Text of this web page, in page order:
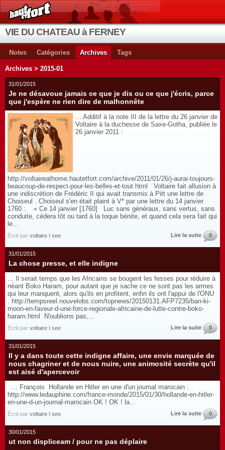
VIE DU CHATEAU à FERNEY
Notes Catégories Archives Tags
Archives > 2015-01
31/01/2015
Je ne désavoue jamais ce que je dis ou ce que j'écris, parce
que j'espère ne rien dire de malhonnête
... Additif à la note III de la lettre du 26 janvier de
Voltaire à la duchesse de Saxe-Gotha, publiée le
26 janvier 2011 :
http://voltaireathome.hautetfort.com/archive/2011/01/26/j-aurai-toujours-
beaucoup-de-respect-pour-les-belles-et-tout.html Voltaire fait allusion à
une indiscrétion de Frédéric II qui avait transmis à Pitt une lettre de
Choiseul . Choiseul s'en était plaint à V* par une lettre du 14 janvier
1760 : « Ce 14 janvier [1760] Luc sans généraux, sans vertus, sans
conduite, cèdera tôt ou tard à la toque bénite, et quand cela sera fait qui
le...
Écrit par voltaire I see Lire la suite 0
31/01/2015
La chose presse, et elle indigne
... Il serait temps que les Africains se bougent les fesses pour réduire à
néant Boko Haram, pour autant que je sache ce ne sont pas les armes
qui leur manquent, alors qu'ils en profitent, enfin ils ont l'appui de l'ONU
. http://tempsreel.nouvelobs.com/topnews/20150131.AFP7235/ban-ki-
moon-en-faveur-d-une-force-regionale-africaine-de-lutte-contre-boko-
haram.html N'oublions pas,...
Écrit par voltaire I see Lire la suite 0
31/01/2015
Il y a dans toute cette indigne affaire, une envie marquée de
nous chagriner et de nous nuire, une animosité secrète qu'il
est aisé d'apercevoir
... François Hollande en Hitler en une d'un journal marocain :
http://www.ledauphine.com/france-monde/2015/01/30/hollande-en-hitler-
en-une-d-un-journal-marocain OK ! OK ! la...
Écrit par voltaire I see Lire la suite 0
30/01/2015
ut non displiceam / pour ne pas déplaire